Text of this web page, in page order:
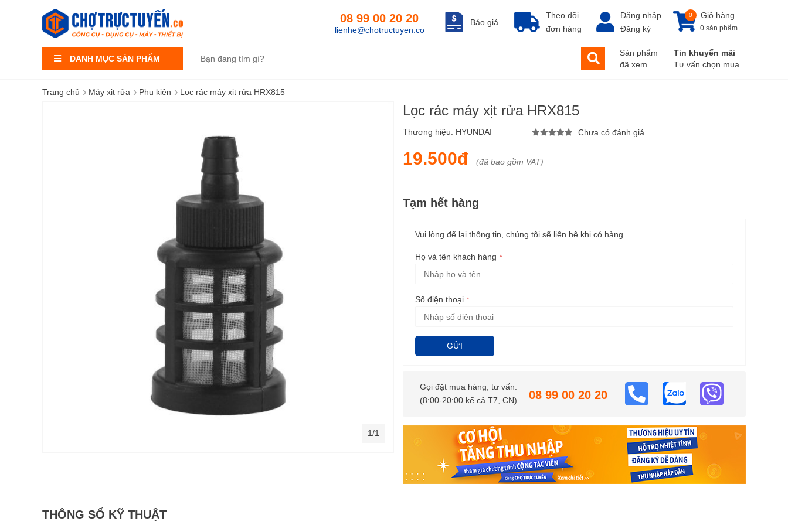
DANH MỤC SẢN PHẨM
Theo dõi
đơn hàng
Báo giá
08 99 00 20 20
lienhe@chotructuyen.co
Đăng nhập
Đăng ký
Giỏ hàng
0
0 sản phẩm
Sản phẩm
đã xem
Tin khuyến mãi
Tư vấn chọn mua
Trang chủ › Máy xịt rửa › Phụ kiện › Lọc rác máy xịt rửa HRX815
Lọc rác máy xịt rửa HRX815
Thương hiệu: HYUNDAI Chưa có đánh giá
19.500đ (đã bao gồm VAT)
Tạm hết hàng
Vui lòng để lại thông tin, chúng tôi sẽ liên hệ khi có hàng
Họ và tên khách hàng
Số điện thoại
GỬI
Gọi đặt mua hàng, tư vấn:
(8:00-20:00 kể cả T7, CN)
08 99 00 20 20
1/1
THÔNG SỐ KỸ THUẬT